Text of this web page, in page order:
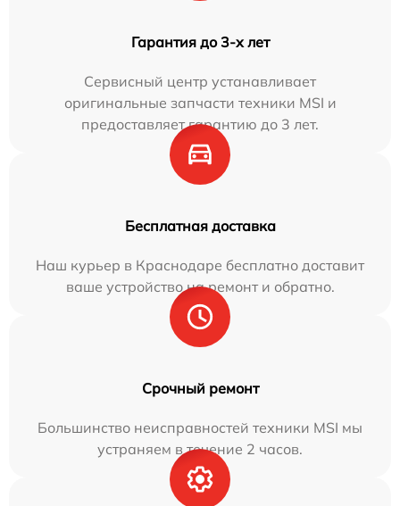
Гарантия до 3-х лет
Сервисный центр устанавливает
оригинальные запчасти техники MSI и
предоставляет гарантию до 3 лет.
Бесплатная доставка
Наш курьер в Краснодаре бесплатно доставит
ваше устройство на ремонт и обратно.
Срочный ремонт
Большинство неисправностей техники MSI мы
устраняем в течение 2 часов.